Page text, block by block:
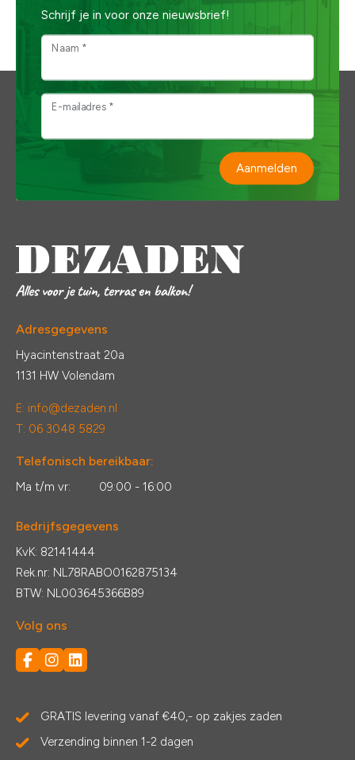
Schrijf je in voor onze nieuwsbrief!
Naam *
E-mailadres *
Aanmelden
Adresgegevens
Hyacintenstraat 20a
1131 HW Volendam
E: info@dezaden.nl
T: 06 3048 5829
Telefonisch bereikbaar:
Ma t/m vr: 09:00 - 16:00
Bedrijfsgegevens
KvK: 82141444
Rek.nr: NL78RABO0162875134
BTW: NL003645366B89
Volg ons
GRATIS levering vanaf €40,- op zakjes zaden
Verzending binnen 1-2 dagen